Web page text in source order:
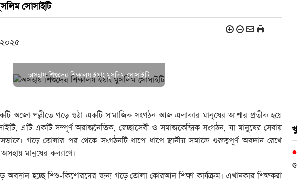
সোসাইটি
২০২৫
অসহায় শিশুদের শিক্ষালয় ইয়াং মুসলিম সোসাইটি
অজো পল্লীতে গড়ে ওঠা একটি সামাজিক সংগঠন আজ এলাকার মানুষের আশার প্রতীক হয়ে
এটি একটি সম্পূর্ণ অরাজনৈতিক, স্বেচ্ছাসেবী ও সমাজকেন্দ্রিক সংগঠন, যা মানুষের সেবায়
গড়ে তোলার পর থেকে সংগঠনটি ধাপে ধাপে স্থানীয় সমাজে গুরুত্বপূর্ণ অবদান রেখে
মানুষের কল্যাণে।
অবদান হচ্ছে শিশু-কিশোরদের জন্য গড়ে তোলা কোরআন শিক্ষা কার্যক্রম। এখানকার শিক্ষকরা
●